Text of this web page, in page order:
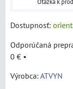
Otázka k
Dostupnosť:
0 € •
Výrobca:ATVYN